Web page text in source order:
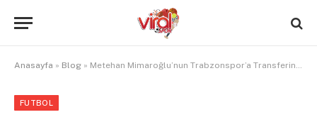
Anasayfa » Blog » Metehan Mimaroğlu’nun Trabzonspor’a Transferinde Dikkat Çeken Ayrıntı
FUTBOL